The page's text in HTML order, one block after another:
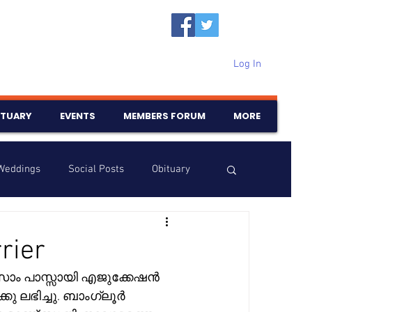
Log In
EVENTS MEMBERS FORUM MORE
Social Posts Obituary
Birthdays
പാസ്സായി എജുക്കേഷൻ
ലഭിച്ചു. ബാംഗ്ലൂർ